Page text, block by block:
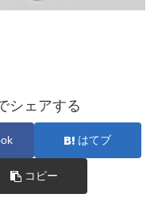
シェアする
はてブ
コピー